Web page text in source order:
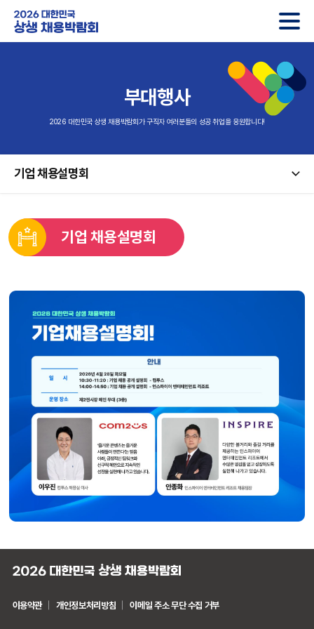
부대행사
2026 대한민국 상생 채용박람회가 구직자 여러분들의 성공 취업을 응원합니다!
기업 채용설명회
기업 채용설명회
이용약관 개인정보처리방침 이메일 주소 무단 수집 거부